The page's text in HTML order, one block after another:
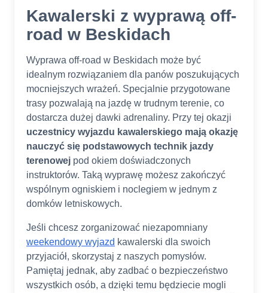
Kawalerski z wyprawą off-
road w Beskidach
Wyprawa off-road w Beskidach może być
idealnym rozwiązaniem dla panów poszukujących
mocniejszych wrażeń. Specjalnie przygotowane
trasy pozwalają na jazdę w trudnym terenie, co
dostarcza dużej dawki adrenaliny. Przy tej okazji
uczestnicy wyjazdu kawalerskiego mają okazję
nauczyć się podstawowych technik jazdy
terenowej pod okiem doświadczonych
instruktorów. Taką wyprawę możesz zakończyć
wspólnym ogniskiem i noclegiem w jednym z
domków letniskowych.
Jeśli chcesz zorganizować niezapomniany
weekendowy wyjazd kawalerski dla swoich
przyjaciół, skorzystaj z naszych pomysłów.
Pamiętaj jednak, aby zadbać o bezpieczeństwo
wszystkich osób, a dzięki temu będziecie mogli